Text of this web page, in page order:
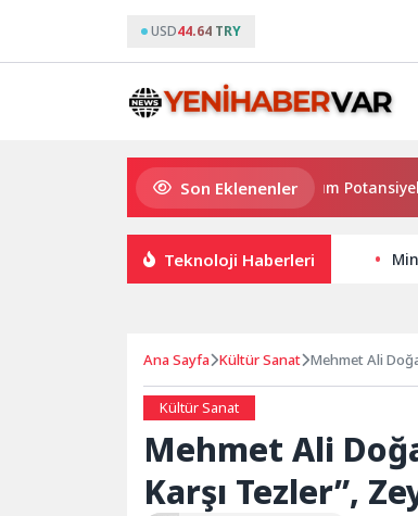
USD44.64 TRY
Son Eklenenler
Haymana’nın Geleceği ve Yatırım Potansiyeli
Teknoloji Haberleri
Ana Sayfa Kültür Sanat Mehmet Ali
Kültür Sanat
Mehmet Ali
Karşı Tezler”,